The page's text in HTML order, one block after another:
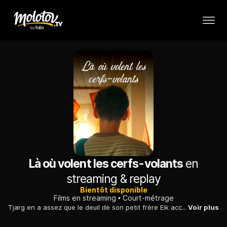
Là où volent les cerfs-volants en
streaming & replay
Bientôt disponible
Films en streaming
Court-métrage
Tjarg en a assez que le deuil de son petit frère Eik accapare tout. En mémoire de leur mère décédée, le garçon plie des cerfs-volants en papier dont il remplit l'appartement. Voir plus